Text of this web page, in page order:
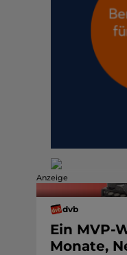
Anzeige
dvb
Ein MVP-
Monate,